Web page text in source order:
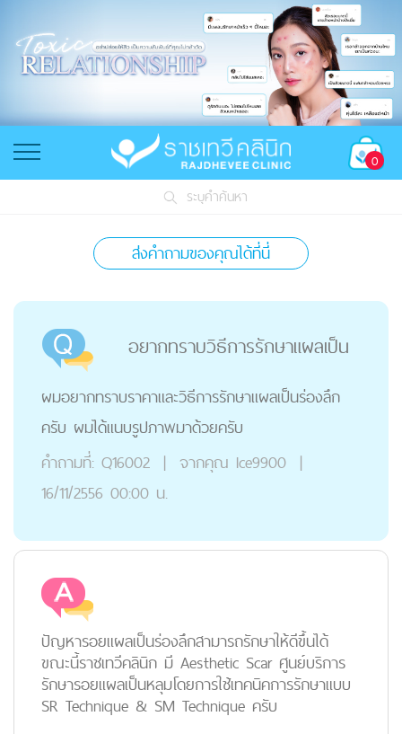
0
ระบุคำค้นหา
ส่งคำถามของคุณได้ที่นี่
อยากทราบวิธีการรักษาแผลเป็น
ผมอยากทราบราคาและวิธีการรักษาแผลเป็นร่องลึก
ครับ ผมได้แนบรูปภาพมาด้วยครับ
คำถามที่: Q16002 | จากคุณ Ice9900 |
16/11/2556 00:00 น.
ปัญหารอยแผลเป็นร่องลึกสามารถรักษาให้ดีขึ้นได้
ขณะนี้ราชเทวีคลินิก มี Aesthetic Scar ศูนย์บริการ
รักษารอยแผลเป็นหลุมโดยการใช้เทคนิคการรักษาแบบ
SR Technique & SM Technique ครับ